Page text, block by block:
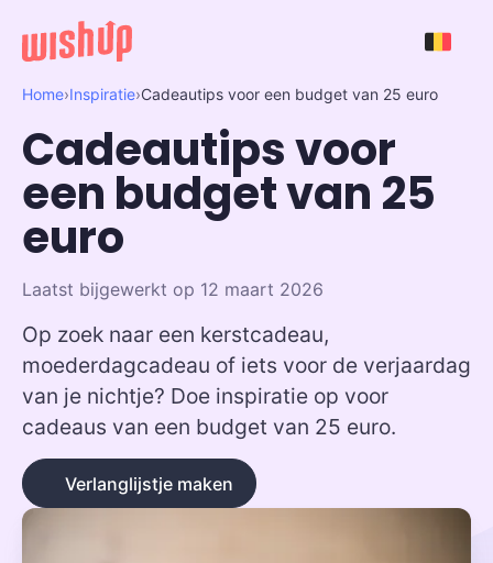
Home›Inspiratie›Cadeautips voor een budget van 25 euro
Cadeautips voor
een budget van 25
euro
Laatst bijgewerkt op 12 maart 2026
Op zoek naar een kerstcadeau,
moederdagcadeau of iets voor de verjaardag
van je nichtje? Doe inspiratie op voor
cadeaus van een budget van 25 euro.
Verlanglijstje maken